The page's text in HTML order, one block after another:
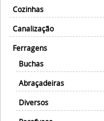
Cozinhas
Canalização
Ferragens
Buchas
Abraçadeiras
Diversos